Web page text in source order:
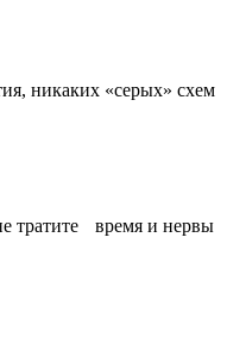
никаких «серых» схем
тратите время и нервы